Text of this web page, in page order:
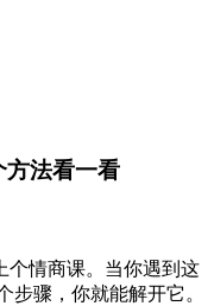
方法看一看
个情商课。当你遇到这
步骤，你就能解开它。